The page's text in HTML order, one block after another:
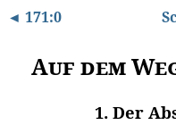
◄ 171:0
Auf dem
1. Der